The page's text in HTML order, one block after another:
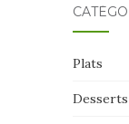
Plats
Desserts